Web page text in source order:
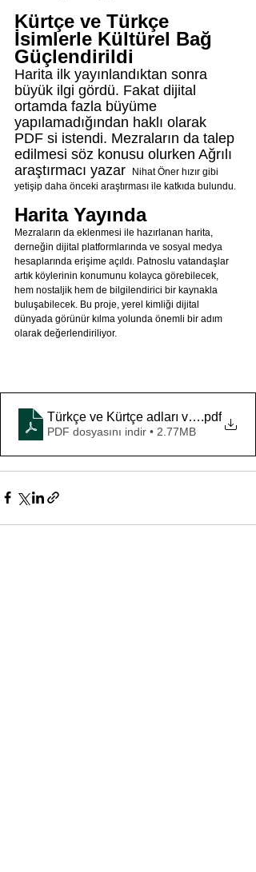
Kürtçe ve Türkçe
İsimlerle Kültürel Bağ
Güçlendirildi
Harita ilk yayınlandıktan sonra
büyük ilgi gördü. Fakat dijital
ortamda fazla büyüme
yapılamadığından haklı olarak
PDF si istendi. Mezraların da talep
edilmesi söz konusu olurken Ağrılı
araştırmacı yazar
Nihat Öner hızır gibi
yetişip daha önceki araştırması ile katkıda bulundu.
Harita Yayında
Mezraların da eklenmesi ile hazırlanan harita,
derneğin dijital platformlarında ve sosyal medya
hesaplarında erişime açıldı. Patnoslu vatandaşlar
artık köylerinin konumunu kolayca görebilecek,
hem nostaljik hem de bilgilendirici bir kaynakla
buluşabilecek. Bu proje, yerel kimliği dijital
dünyada görünür kılma yolunda önemli bir adım
olarak değerlendiriliyor.
Türkçe ve Kürtçe adları ve .pdf
PDF dosyasını indir • 2.77MB